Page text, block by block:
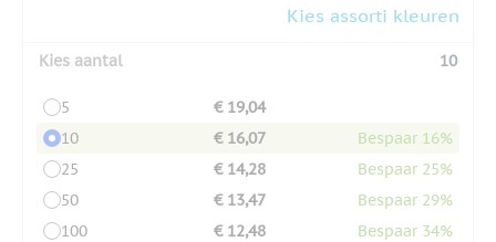
Kies assorti kleuren
Kies aantal 10
5
€ 19,04
10
€ 16,07
Bespaar 16%
25
€ 14,28
Bespaar 25%
50
€ 13,47
Bespaar 29%
100
€ 12,48
Bespaar 34%